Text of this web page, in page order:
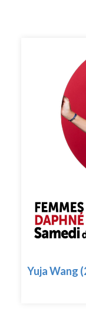
Yuja Wang